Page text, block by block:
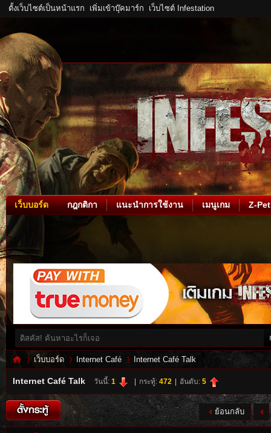
ตั้งเว็บไซต์เป็นหน้าแรก เพิ่มเข้าบุ๊คมาร์ก เว็บไซต์ Infestation
เว็บบอร์ด กฎกติกา แนะนำการใช้งาน เมนูเกม Z-Pet
Inf»
เว็บบอร์ด Internet Café Internet Café Talk
Internet Café Talk วันนี้: 1 กระทู้: 472 อันดับ: 5
ย้อนกลับ